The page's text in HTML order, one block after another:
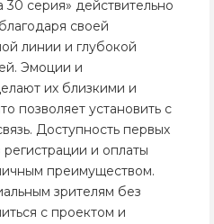
30 серия» действительно
своей
линии и глубокой
Эмоции и
их близкими и
позволяет установить с
Доступность первых
и оплаты
преимуществом.
зрителям без
с проектом и